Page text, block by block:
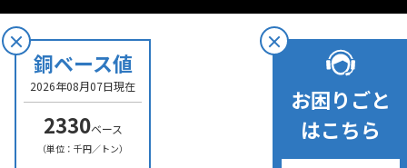
銅ベース値
2026年08月07日現在
2330ベース
（単位：千円／トン）
お困りごと
はこちら